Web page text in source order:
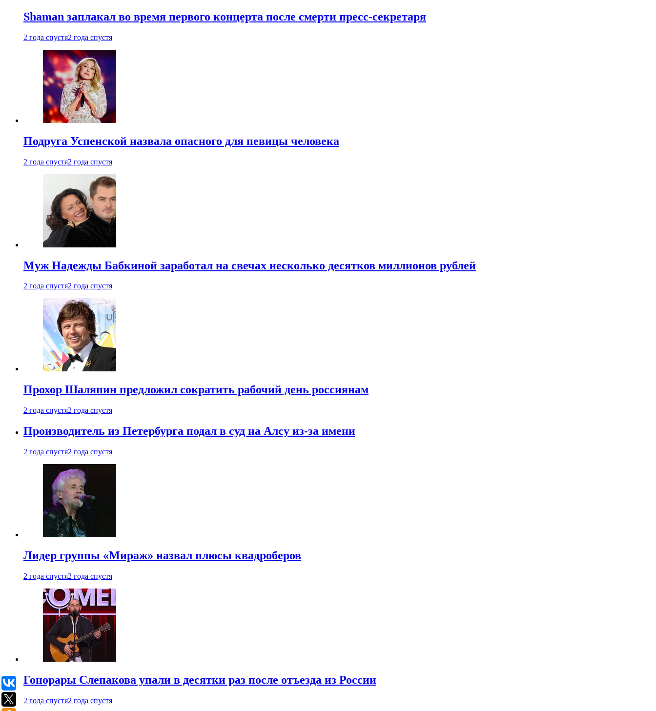
Shaman заплакал во время первого концерта после смерти пресс-секретаря
2 года спустя2 года спустя
Подруга Успенской назвала опасного для певицы человека
2 года спустя2 года спустя
Муж Надежды Бабкиной заработал на свечах несколько десятков миллионов рублей
2 года спустя2 года спустя
Прохор Шаляпин предложил сократить рабочий день россиянам
2 года спустя2 года спустя
Производитель из Петербурга подал в суд на Алсу из-за имени
2 года спустя2 года спустя
Лидер группы «Мираж» назвал плюсы квадроберов
2 года спустя2 года спустя
Гонорары Слепакова упали в десятки раз после отъезда из России
2 года спустя2 года спустя